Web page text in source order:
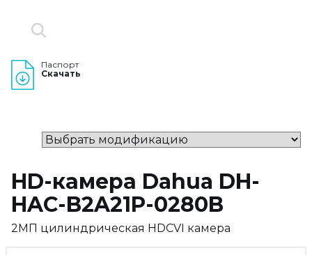
Паспорт
Скачать
HD-камера Dahua DH-
HAC-B2A21P-0280B
2MП цилиндрическая HDCVI камера